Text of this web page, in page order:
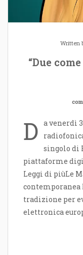
Written
“Due
D a venerdì
singolo di
piattaforme
Leggi di piùLe
contemporanea
tradizione per
elettronica